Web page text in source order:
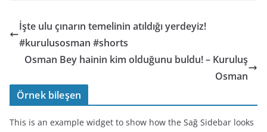
İşte ulu çınarın temelinin atıldığı yerdeyiz!
#kurulusosman #shorts
Osman Bey hainin kim olduğunu buldu! – Kuruluş
Osman
Örnek bileşen
This is an example widget to show how the Sağ Sidebar looks